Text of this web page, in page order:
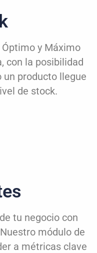
y Máximo
con la posibilidad
un producto llegue
de stock.
tu negocio con
módulo de
a métricas clave